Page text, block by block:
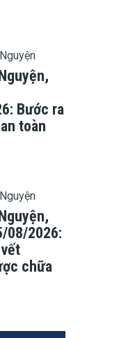
Bước ra
toàn
08/2026:
chữa